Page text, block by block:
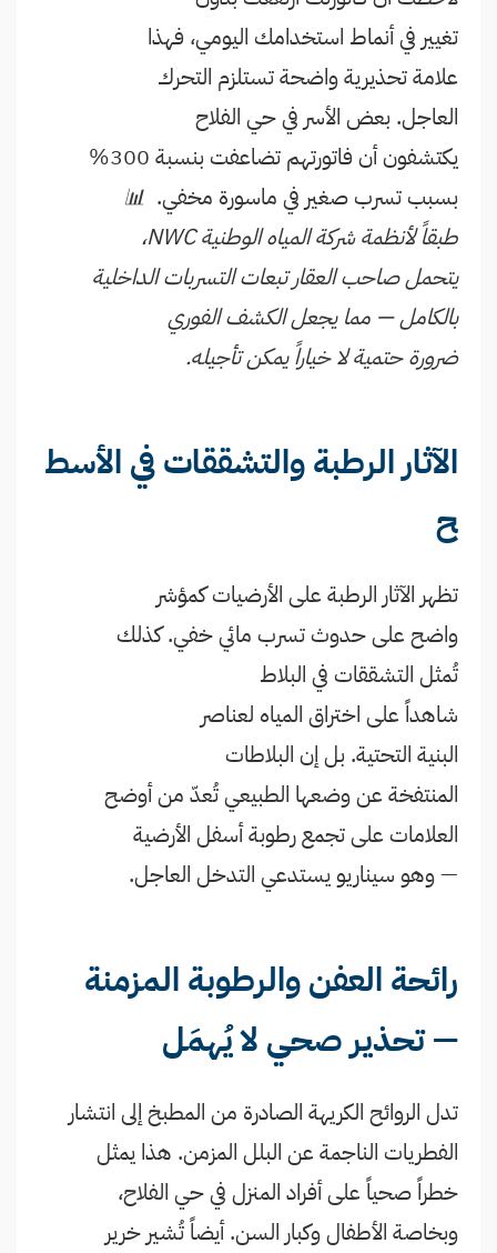
تغيير في أنماط استخدامك اليومي، فهذا
علامة تحذيرية واضحة تستلزم التحرك
العاجل. بعض الأسر في حي الفلاح
يكتشفون أن فاتورتهم تضاعفت بنسبة 300%
بسبب تسرب صغير في ماسورة مخفي. 📊
طبقاً لأنظمة شركة المياه الوطنية NWC،
يتحمل صاحب العقار تبعات التسربات الداخلية
بالكامل — مما يجعل الكشف الفوري
ضرورة حتمية لا خياراً يمكن تأجيله.
الآثار الرطبة والتشققات في الأسط
ح
تظهر الآثار الرطبة على الأرضيات كمؤشر
واضح على حدوث تسرب مائي خفي. كذلك
تُمثل التشققات في البلاط
شاهداً على اختراق المياه لعناصر
البنية التحتية. بل إن البلاطات
المنتفخة عن وضعها الطبيعي تُعدّ من أوضح
العلامات على تجمع رطوبة أسفل الأرضية
— وهو سيناريو يستدعي التدخل العاجل.
رائحة العفن والرطوبة المزمنة
— تحذير صحي لا يُهمَل
تدل الروائح الكريهة الصادرة من المطبخ إلى انتشار
الفطريات الناجمة عن البلل المزمن. هذا يمثل
خطراً صحياً على أفراد المنزل في حي الفلاح،
وبخاصة الأطفال وكبار السن. أيضاً تُشير خرير